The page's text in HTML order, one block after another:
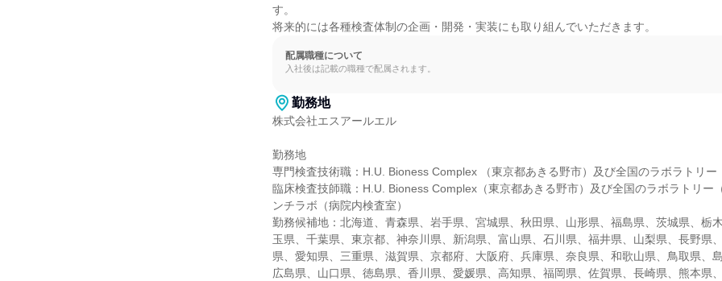
す。
将来的には各種検査体制の企画・開発・実装にも取り組んでいただきます。
配属職種について
入社後は記載の職種で配属されます。
勤務地
株式会社エスアールエル
勤務地
専門検査技術職：H.U. Bioness Complex （東京都あきる野市）及び全国のラボラトリー
臨床検査技師職：H.U. Bioness Complex（東京都あきる野市）及び全国のラボラトリー
ンチラボ（病院内検査室）
勤務候補地：北海道、青森県、岩手県、宮城県、秋田県、山形県、福島県、茨城県、栃
玉県、千葉県、東京都、神奈川県、新潟県、富山県、石川県、福井県、山梨県、長野県
県、愛知県、三重県、滋賀県、京都府、大阪府、兵庫県、奈良県、和歌山県、鳥取県、島
広島県、山口県、徳島県、香川県、愛媛県、高知県、福岡県、佐賀県、長崎県、熊本県